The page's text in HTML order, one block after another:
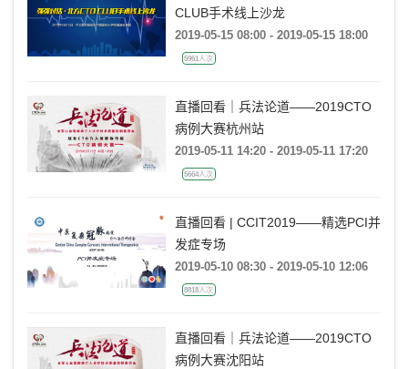
CLUB手术线上沙龙
2019-05-15 08:00 - 2019-05-15 18:00
5961人次
直播回看｜兵法论道——2019CTO
病例大赛杭州站
2019-05-11 14:20 - 2019-05-11 17:20
5664人次
直播回看 | CCIT2019——精选PCI并
发症专场
2019-05-10 08:30 - 2019-05-10 12:06
8818人次
直播回看｜兵法论道——2019CTO
病例大赛沈阳站